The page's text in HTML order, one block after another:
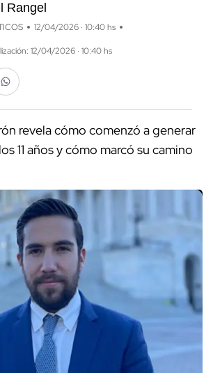
Rangel
12/04/2026 · 10:40 hs
12/04/2026 · 10:40 hs
revela cómo comenzó a generar
11 años y cómo marcó su camino